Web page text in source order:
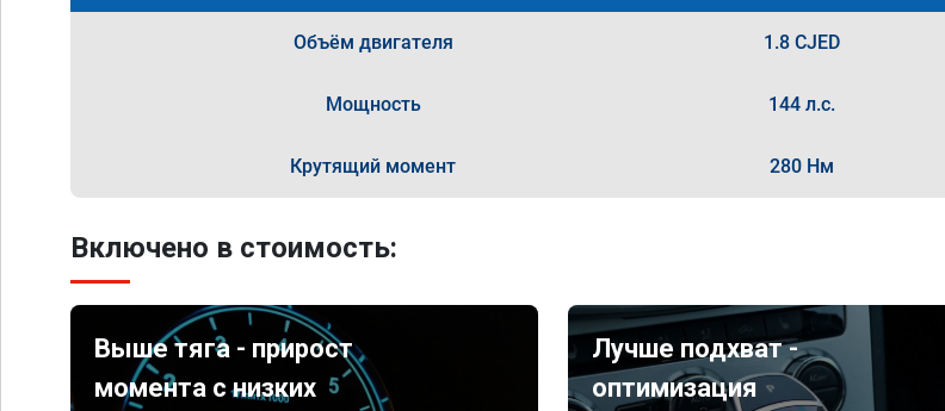
Объём двигателя 1.8 CJED
Мощность 144 л.с.
Крутящий момент 280 Нм
Включено в стоимость:
Выше тяга - прирост
момента с низких
Лучше подхват -
оптимизация